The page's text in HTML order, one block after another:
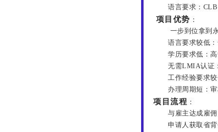
语言要求：
项目优势 ：
一步到位拿到
语言要求较低
学历要求低：
无需LMIA认证
工作经验要求
办理周期短：
项目流程 ：
与雇主达成雇
申请人获取省